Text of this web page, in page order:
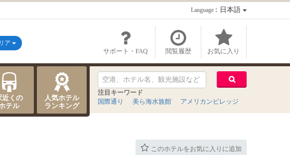
Language：日本語
サポート・FAQ 閲覧履歴 お気に入り
ア
近くの
テル
人気ホテル
ランキング
注目キーワード
国際通り
美ら海水族館 アメリカンビレッジ
このホテルをお気に入りに追加